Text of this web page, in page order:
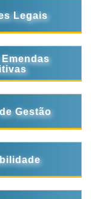
Legais
Gestão